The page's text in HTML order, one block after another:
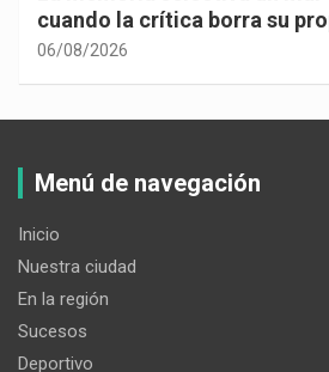
cuando la crítica borra su
06/08/2026
Menú de navegación
Inicio
Nuestra ciudad
En la región
Sucesos
Deportivo